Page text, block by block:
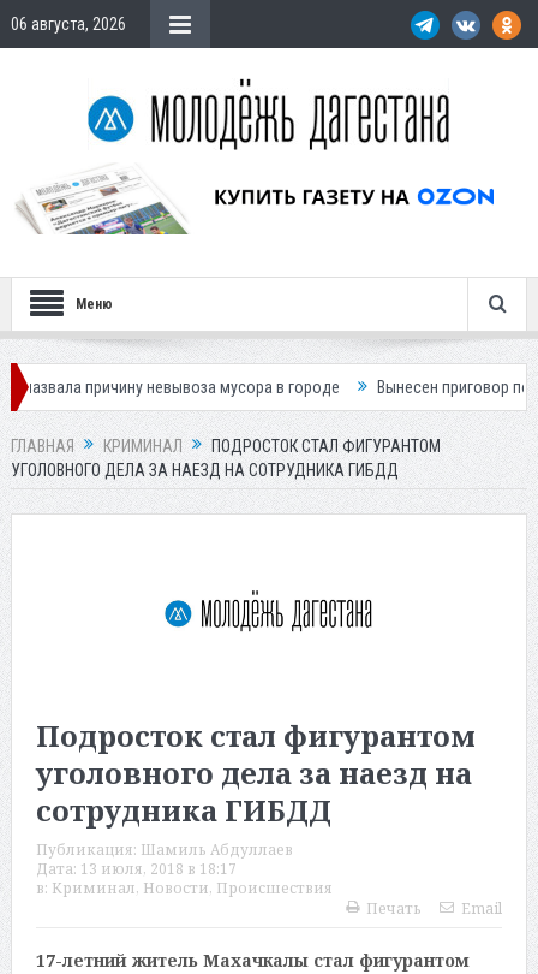
06 августа, 2026
Меню
невывоза мусора в городе Вынесен приговор по делу о
ГЛАВНАЯ КРИМИНАЛ
ПОДРОСТОК СТАЛ ФИГУРАНТОМ
УГОЛОВНОГО ДЕЛА ЗА НАЕЗД НА СОТРУДНИКА ГИБДД
Подросток стал фигурантом
уголовного дела за наезд на
сотрудника ГИБДД
Публикация: Шамиль Абдуллаев
Дата: 13 июля, 2018 в 18:17
в: Криминал, Новости, Происшествия
Печать
Email
17-летний житель Махачкалы стал фигурантом